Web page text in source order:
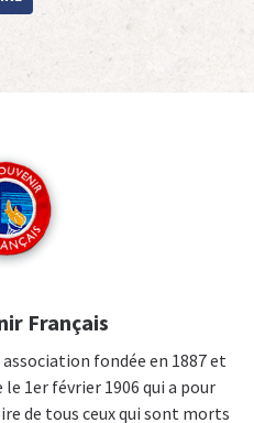
Français
fondée en 1887 et
1er février 1906 qui a pour
de tous ceux qui sont morts